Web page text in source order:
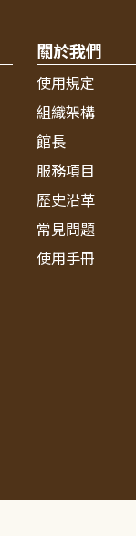
關於我們
使用規定
組織架構
館長
服務項目
歷史沿革
常見問題
使用手冊